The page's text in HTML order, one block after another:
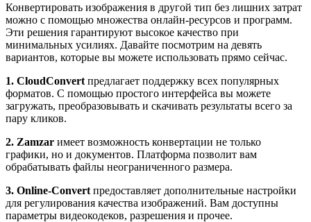
Конвертировать изображения в другой тип без лишних затрат
можно с помощью множества онлайн-ресурсов и программ.
Эти решения гарантируют высокое качество при
минимальных усилиях. Давайте посмотрим на девять
вариантов, которые вы можете использовать прямо сейчас.
1. CloudConvert предлагает поддержку всех популярных
форматов. С помощью простого интерфейса вы можете
загружать, преобразовывать и скачивать результаты всего за
пару кликов.
2. Zamzar имеет возможность конвертации не только
графики, но и документов. Платформа позволит вам
обрабатывать файлы неограниченного размера.
3. Online-Convert предоставляет дополнительные настройки
для регулирования качества изображений. Вам доступны
параметры видеокодеков, разрешения и прочее.